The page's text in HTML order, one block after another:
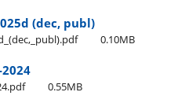
(dec, publ)
0.10MB
2024
0.55MB